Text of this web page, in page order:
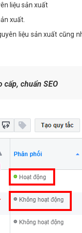
liệu sản xuất
xuất.
liệu sản xuất cũng
cấp, chuẩn SEO